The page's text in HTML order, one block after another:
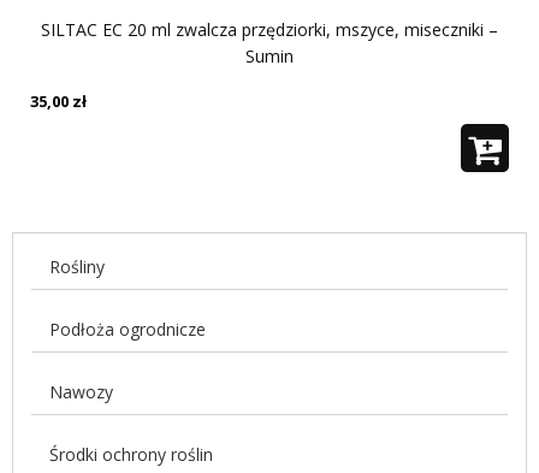
Rośliny
Podłoża ogrodnicze
Nawozy
Środki ochrony roślin
SILTAC EC 20 ml zwalcza przędziorki, mszyce, miseczniki –
Sumin
35,00 zł